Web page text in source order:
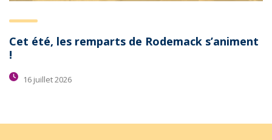
Cet été, les remparts de Rodemack s’animent
!
16 juillet 2026